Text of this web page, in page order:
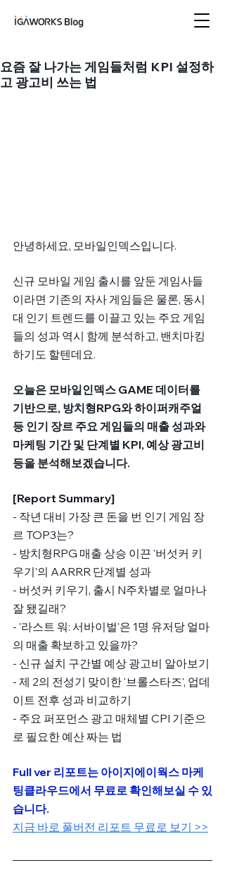
요즘 잘 나가는 게임들처럼 KPI 설정하
고 광고비 쓰는 법
안녕하세요, 모바일인덱스입니다.
신규 모바일 게임 출시를 앞둔 게임사들
이라면 기존의 자사 게임들은 물론, 동시
대 인기 트렌드를 이끌고 있는 주요 게임
들의 성과 역시 함께 분석하고, 밴치마킹
하기도 할텐데요.
오늘은 모바일인덱스 GAME 데이터를
기반으로, 방치형RPG와 하이퍼캐주얼
등 인기 장르 주요 게임들의 매출 성과와
마케팅 기간 및 단계별 KPI, 예상 광고비
등을 분석해보겠습니다.
[Report Summary]
- 작년 대비 가장 큰 돈을 번 인기 게임 장
르 TOP3는?
- 방치형RPG 매출 상승 이끈 '버섯커 키
우기'의 AARRR 단계별 성과
- 버섯커 키우기, 출시 N주차별로 얼마나
잘 됐길래?
- '라스트 워: 서바이벌'은 1명 유저당 얼마
의 매출 확보하고 있을까?
- 신규 설치 구간별 예상 광고비 알아보기
- 제 2의 전성기 맞이한 '브롤스타즈', 업데
이트 전후 성과 비교하기
- 주요 퍼포먼스 광고 매체별 CPI 기준으
로 필요한 예산 짜는 법
Full ver 리포트는 아이지에이웍스 마케
팅클라우드에서 무료로 확인해보실 수 있
습니다.
지금 바로 풀버전 리포트 무료로 보기 >>